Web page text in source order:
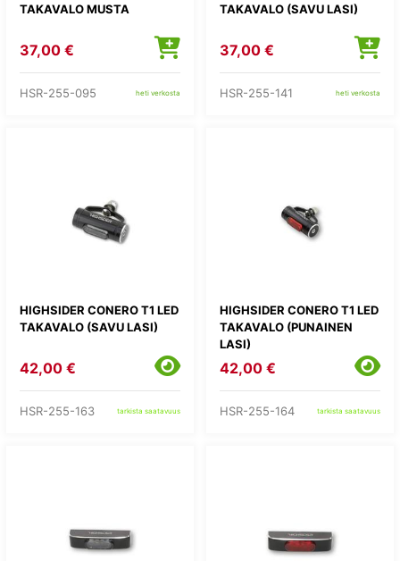
TAKAVALO MUSTA
37,00 €
HSR-255-095 heti verkosta
TAKAVALO (SAVU LASI)
37,00 €
HSR-255-141 heti verkosta
HIGHSIDER CONERO T1 LED
TAKAVALO (SAVU LASI)
42,00 €
HSR-255-163 tarkista saatavuus
HIGHSIDER CONERO T1 LED
TAKAVALO (PUNAINEN
LASI)
42,00 €
HSR-255-164 tarkista saatavuus